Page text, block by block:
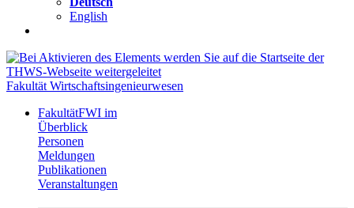
English
Fakultät Wirtschaftsingenieurwesen
FakultätFWI im
Überblick
Personen
Meldungen
Publikationen
Veranstaltungen